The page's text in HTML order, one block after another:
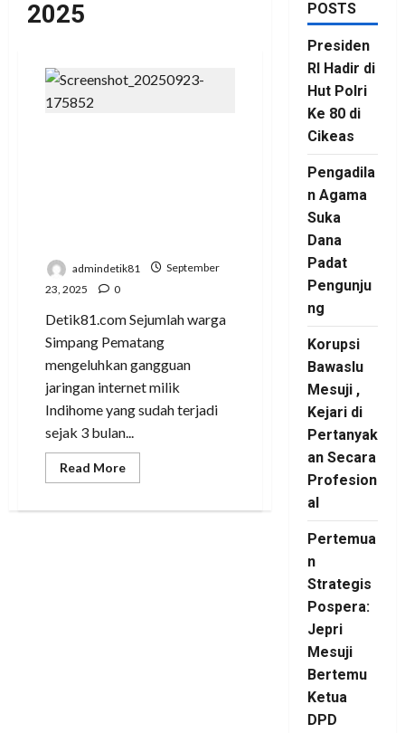
2025
admindetik81
September
23, 2025
0
Detik81.com Sejumlah warga
Simpang Pematang
mengeluhkan gangguan
jaringan internet milik
Indihome yang sudah terjadi
sejak 3 bulan...
Read MoreRead
more
Simpang
POSTS
Presiden
RI Hadir di
Hut Polri
Ke 80 di
Cikeas
Pengadila
n Agama
Suka
Dana
Padat
Pengunju
ng
Korupsi
Bawaslu
Mesuji ,
Kejari di
Pertanyak
an Secara
Profesion
al
Pertemua
n
Strategis
Pospera:
Jepri
Mesuji
Bertemu
Ketua
DPD